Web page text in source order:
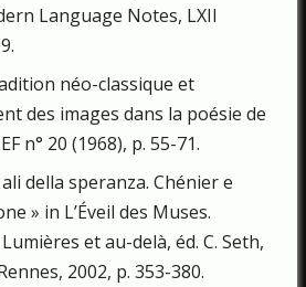
Language Notes, LXII
néo-classique et
des images dans la poésie de
n° 20 (1968), p. 55-71.
ali della speranza. Chénier e
» in L’Éveil des Muses.
et au-delà, éd. C. Seth,
2002, p. 353-380.